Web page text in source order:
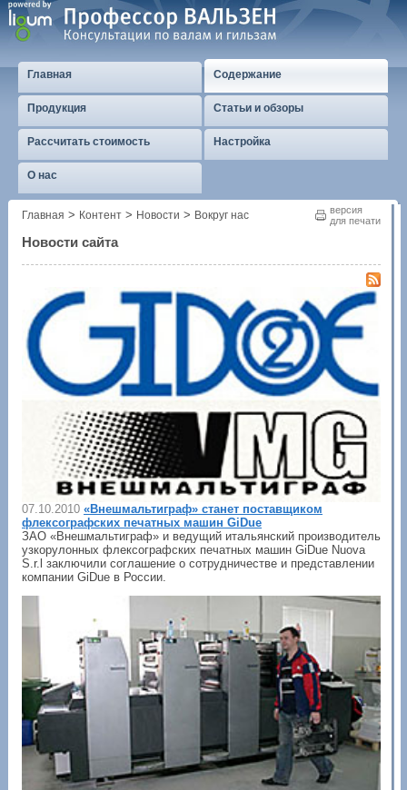
Главная Содержание
Продукция Статьи и обзоры
Рассчитать стоимость Настройка
О нас
версия
для печати
Главная > Контент > Новости > Вокруг нас
Новости сайта
07.10.2010 «Внешмальтиграф» станет поставщиком
флексографских печатных машин GiDue
ЗАО «Внешмальтиграф» и ведущий итальянский производитель
узкорулонных флексографских печатных машин GiDue Nuova
S.r.l заключили соглашение о сотрудничестве и представлении
компании GiDue в России.